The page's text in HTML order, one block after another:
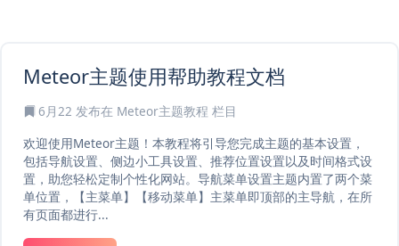
Meteor主题使用帮助教程文档
6月22 发布在 Meteor主题教程 栏目
欢迎使用Meteor主题！本教程将引导您完成主题的基本设置，
包括导航设置、侧边小工具设置、推荐位置设置以及时间格式设
置，助您轻松定制个性化网站。导航菜单设置主题内置了两个菜
单位置，【主菜单】【移动菜单】主菜单即顶部的主导航，在所
有页面都进行...